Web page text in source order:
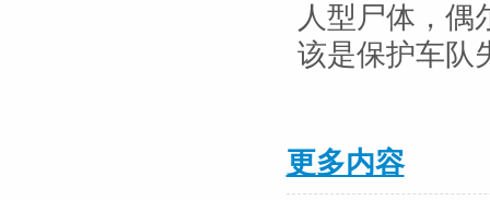
人型尸体，偶
该是保护车队
更多内容